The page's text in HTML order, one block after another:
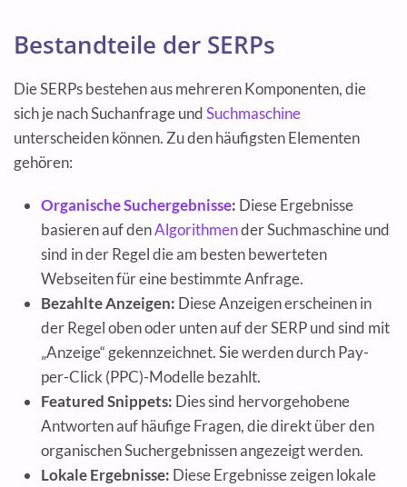
Bestandteile der SERPs
Die SERPs bestehen aus mehreren Komponenten, die
sich je nach Suchanfrage undSuchmaschine
unterscheiden können. Zu den häufigsten Elementen
gehören:
Organische Suchergebnisse: Diese Ergebnisse
basieren auf denAlgorithmender Suchmaschine und
sind in der Regel die am besten bewerteten
Webseiten für eine bestimmte Anfrage.
Bezahlte Anzeigen: Diese Anzeigen erscheinen in
der Regel oben oder unten auf der SERP und sind mit
„Anzeige“ gekennzeichnet. Sie werden durch Pay-
per-Click (PPC)-Modelle bezahlt.
Featured Snippets: Dies sind hervorgehobene
Antworten auf häufige Fragen, die direkt über den
organischen Suchergebnissen angezeigt werden.
Lokale Ergebnisse: Diese Ergebnisse zeigen lokale